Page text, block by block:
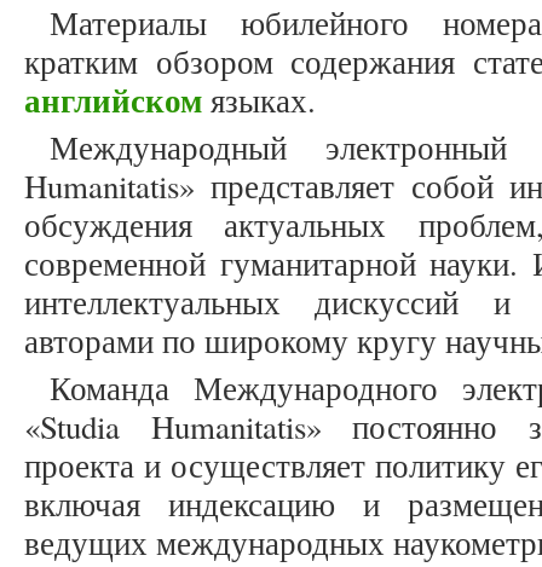
Материалы юбилейного
кратким обзором содержания
английскомязыках.
Международный
Humanitatis» представляет собой
обсуждения актуальных
современной гуманитарной науки.
интеллектуальных дискуссий
авторами по широкому кругу
Команда Международного
«Studia Humanitatis» постоянно
проекта и осуществляет политику
включая индексацию и
ведущих международных